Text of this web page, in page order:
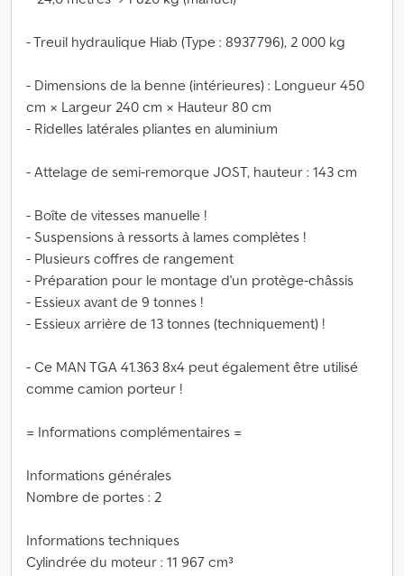
- Treuil hydraulique Hiab (Type : 8937796), 2 000 kg
- Dimensions de la benne (intérieures) : Longueur 450
cm × Largeur 240 cm × Hauteur 80 cm
- Ridelles latérales pliantes en aluminium
- Attelage de semi-remorque JOST, hauteur : 143 cm
- Boîte de vitesses manuelle !
- Suspensions à ressorts à lames complètes !
- Plusieurs coffres de rangement
- Préparation pour le montage d'un protège-châssis
- Essieux avant de 9 tonnes !
- Essieux arrière de 13 tonnes (techniquement) !
- Ce MAN TGA 41.363 8x4 peut également être utilisé
comme camion porteur !
= Informations complémentaires =
Informations générales
Nombre de portes : 2
Informations techniques
Cylindrée du moteur : 11 967 cm³